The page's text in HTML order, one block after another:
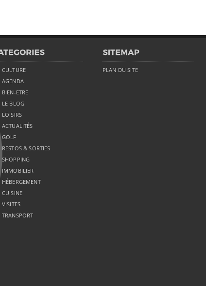
CULTURE
AGENDA
BIEN-ETRE
LE BLOG
LOISIRS
ACTUALITÉS
GOLF
RESTOS & SORTIES
SHOPPING
IMMOBILIER
HÉBERGEMENT
CUISINE
VISITES
TRANSPORT
PLAN DU SITE